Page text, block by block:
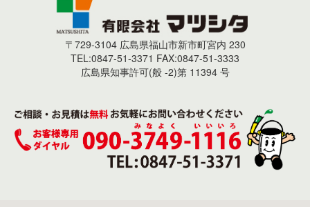
〒729-3104 広島県福山市新市町宮内 230
TEL:0847-51-3371 FAX:0847-51-3333
広島県知事許可(般 -2)第 11394 号